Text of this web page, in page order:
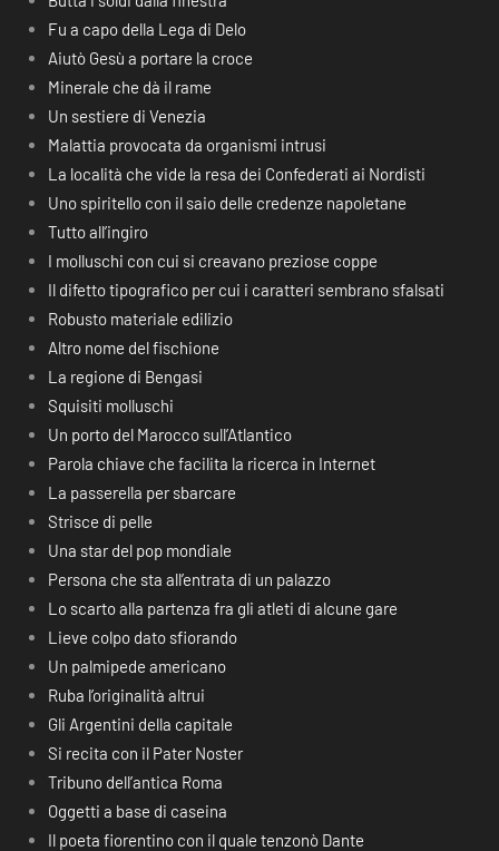
Fu a capo della Lega di Delo
Aiutò Gesù a portare la croce
Minerale che dà il rame
Un sestiere di Venezia
Malattia provocata da organismi intrusi
La località che vide la resa dei Confederati ai Nordisti
Uno spiritello con il saio delle credenze napoletane
Tutto all’ingiro
I molluschi con cui si creavano preziose coppe
Il difetto tipografico per cui i caratteri sembrano sfalsati
Robusto materiale edilizio
Altro nome del fischione
La regione di Bengasi
Squisiti molluschi
Un porto del Marocco sull’Atlantico
Parola chiave che facilita la ricerca in Internet
La passerella per sbarcare
Strisce di pelle
Una star del pop mondiale
Persona che sta all’entrata di un palazzo
Lo scarto alla partenza fra gli atleti di alcune gare
Lieve colpo dato sfiorando
Un palmipede americano
Ruba l’originalità altrui
Gli Argentini della capitale
Si recita con il Pater Noster
Tribuno dell’antica Roma
Oggetti a base di caseina
Il poeta fiorentino con il quale tenzonò Dante